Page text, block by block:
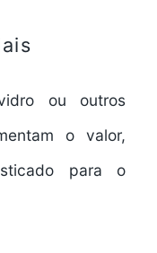
ou outros
o valor,
para o